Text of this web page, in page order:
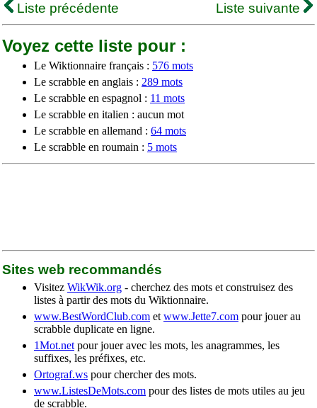
Liste précédente
Liste suivante
Voyez cette liste pour :
Le Wiktionnaire français : 576 mots
Le scrabble en anglais : 289 mots
Le scrabble en espagnol : 11 mots
Le scrabble en italien : aucun mot
Le scrabble en allemand : 64 mots
Le scrabble en roumain : 5 mots
Sites web recommandés
Visitez WikWik.org - cherchez des mots et construisez des
listes à partir des mots du Wiktionnaire.
www.BestWordClub.com et www.Jette7.com pour jouer au
scrabble duplicate en ligne.
1Mot.net pour jouer avec les mots, les anagrammes, les
suffixes, les préfixes, etc.
Ortograf.ws pour chercher des mots.
www.ListesDeMots.com pour des listes de mots utiles au jeu
de scrabble.